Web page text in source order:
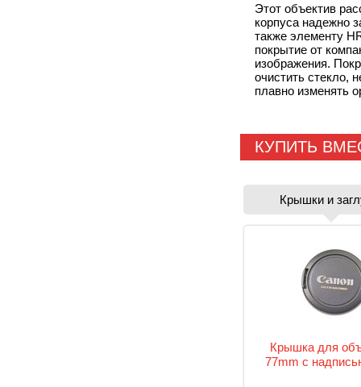
Этот объектив
корпуса надежно
также элементу
покрытие от
изображения.
очистить стекло,
плавно изменять
КУПИТЬ
Крышки и
Крышка для
77mm с